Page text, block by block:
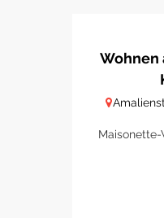
Wohnen
Maisonette-